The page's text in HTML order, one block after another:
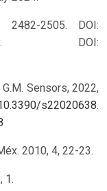
2505. DOI:
.
DOI:
G.M. Sensors, 2022,
s22020638.
2010, 4, 22-23.
1.